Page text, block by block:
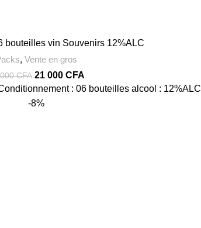
bouteilles vin Souvenirs 12%ALC
, Vente en gros
CFA Le
prix
initial
était :
21 000 CFALe
prix
: 06 bouteilles alcool : 12%ALC
-8%